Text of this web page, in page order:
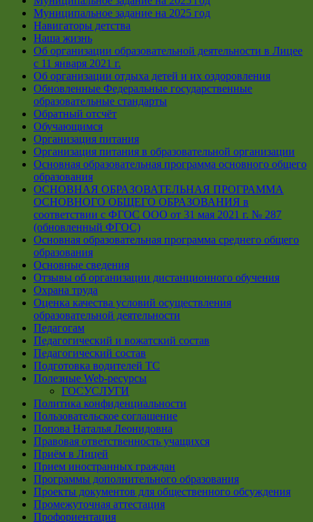
Муниципальное задание на 2025 год
Навигаторы детства
Наша жизнь
Об организации образовательной деятельности в Лицее
с 11 января 2021 г.
Об организации отдыха детей и их оздоровления
Обновленные Федеральные государственные
образовательные стандарты
Обратный отсчёт
Обучающимся
Организация питания
Организация питания в образовательной организации
Основная образовательная программа основного общего
образования
ОСНОВНАЯ ОБРАЗОВАТЕЛЬНАЯ ПРОГРАММА
ОСНОВНОГО ОБЩЕГО ОБРАЗОВАНИЯ в
соответствии с ФГОС ООО от 31 мая 2021 г. № 287
(обновленный ФГОС)
Основная образовательная программа среднего общего
образования
Основные сведения
Отзывы об организации дистанционного обучения
Охрана труда
Оценка качества условий осуществления
образовательной деятельности
Педагогам
Педагогический и вожатский состав
Педагогический состав
Подготовка водителей ТС
Полезные Web-ресурсы
ГОСУСЛУГИ
Политика конфиденциальности
Пользовательское соглашение
Попова Наталья Леонидовна
Правовая ответственность учащихся
Приём в Лицей
Прием иностранных граждан
Программы дополнительного образования
Проекты документов для общественного обсуждения
Промежуточная аттестация
Профориентация